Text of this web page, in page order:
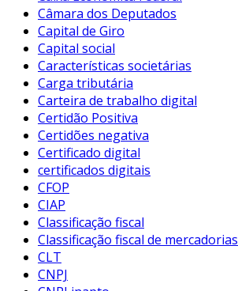
Câmara dos Deputados
Capital de Giro
Capital social
Características societárias
Carga tributária
Carteira de trabalho digital
Certidão Positiva
Certidões negativa
Certificado digital
certificados digitais
CFOP
CIAP
Classificação fiscal
Classificação fiscal de mercadorias
CLT
CNPJ